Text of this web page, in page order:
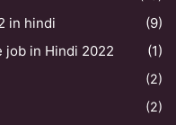
in hindi
(9)
job in Hindi 2022
(1)
(2)
(2)